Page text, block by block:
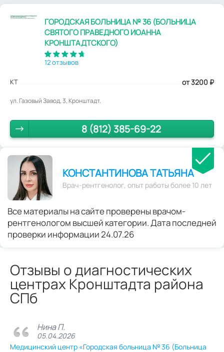
ГОРОДСКАЯ БОЛЬНИЦА № 36 (БОЛЬНИЦА
СВЯТОГО ПРАВЕДНОГО ИОАННА
КРОНШТАДТСКОГО)
12 отзывов
КТ от 3200 ₽
ул. Газовый Завод, 3, Кронштадт.
8 (812) 385-69-22
КОНСТАНТИНОВА ТАТЬЯНА
Врач-рентгенолог, опыт работы более 10 лет
Все материалы на сайте проверены врачом-
рентгенологом высшей категории. Дата последней
проверки информации 24.07.26
Отзывы о диагностических
центрах Кронштадта района
СПб
Нина П.
05.04.2026
Медицинский центр «Городская больница № 36 (Больница